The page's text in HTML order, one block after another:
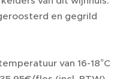
en gegrild
van 16-18°C